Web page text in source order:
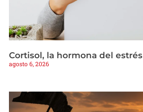
Cortisol, la hormona del estrés
agosto 6, 2026